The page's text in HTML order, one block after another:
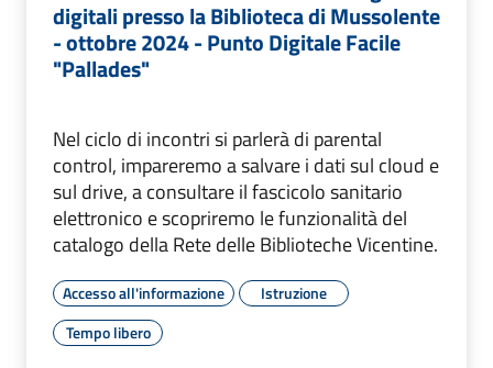
digitali presso la Biblioteca di Mussolente
- ottobre 2024 - Punto Digitale Facile
"Pallades"
Nel ciclo di incontri si parlerà di parental
control, impareremo a salvare i dati sul cloud e
sul drive, a consultare il fascicolo sanitario
elettronico e scopriremo le funzionalità del
catalogo della Rete delle Biblioteche Vicentine.
Accesso all'informazione
Istruzione
Tempo libero